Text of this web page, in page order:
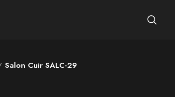
Salon Cuir SALC-29